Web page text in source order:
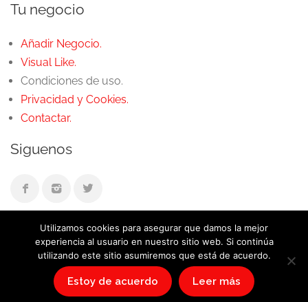
Tu negocio
Añadir Negocio.
Visual Like.
Condiciones de uso.
Privacidad y Cookies.
Contactar.
Siguenos
© Córdoba Me Gusta 2020
Utilizamos cookies para asegurar que damos la mejor
experiencia al usuario en nuestro sitio web. Si continúa
utilizando este sitio asumiremos que está de acuerdo.
Estoy de acuerdo Leer más